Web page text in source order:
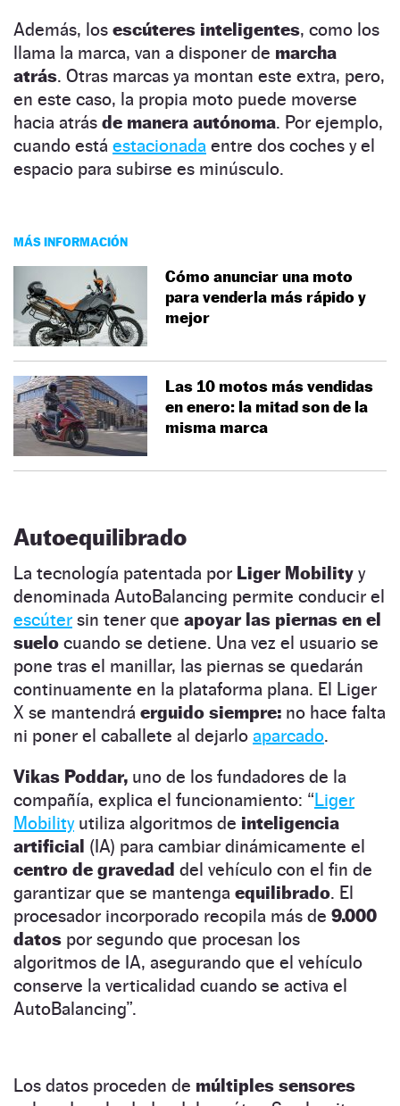
Además, los escúteres inteligentes, como los
llama la marca, van a disponer de marcha
atrás. Otras marcas ya montan este extra, pero,
en este caso, la propia moto puede moverse
hacia atrás de manera autónoma. Por ejemplo,
cuando está estacionada entre dos coches y el
espacio para subirse es minúsculo.
MÁS INFORMACIÓN
Cómo anunciar una moto
para venderla más rápido y
mejor
Las 10 motos más vendidas
en enero: la mitad son de la
misma marca
Autoequilibrado
La tecnología patentada por Liger Mobility y
denominada AutoBalancing permite conducir el
escúter sin tener que apoyar las piernas en el
suelo cuando se detiene. Una vez el usuario se
pone tras el manillar, las piernas se quedarán
continuamente en la plataforma plana. El Liger
X se mantendrá erguido siempre: no hace falta
ni poner el caballete al dejarlo aparcado.
Vikas Poddar, uno de los fundadores de la
compañía, explica el funcionamiento: “Liger
Mobilityutiliza algoritmos de inteligencia
artificial (IA) para cambiar dinámicamente el
centro de gravedad del vehículo con el fin de
garantizar que se mantenga equilibrado. El
procesador incorporado recopila más de 9.000
datos por segundo que procesan los
algoritmos de IA, asegurando que el vehículo
conserve la verticalidad cuando se activa el
AutoBalancing”.
Los datos proceden de múltiples sensores